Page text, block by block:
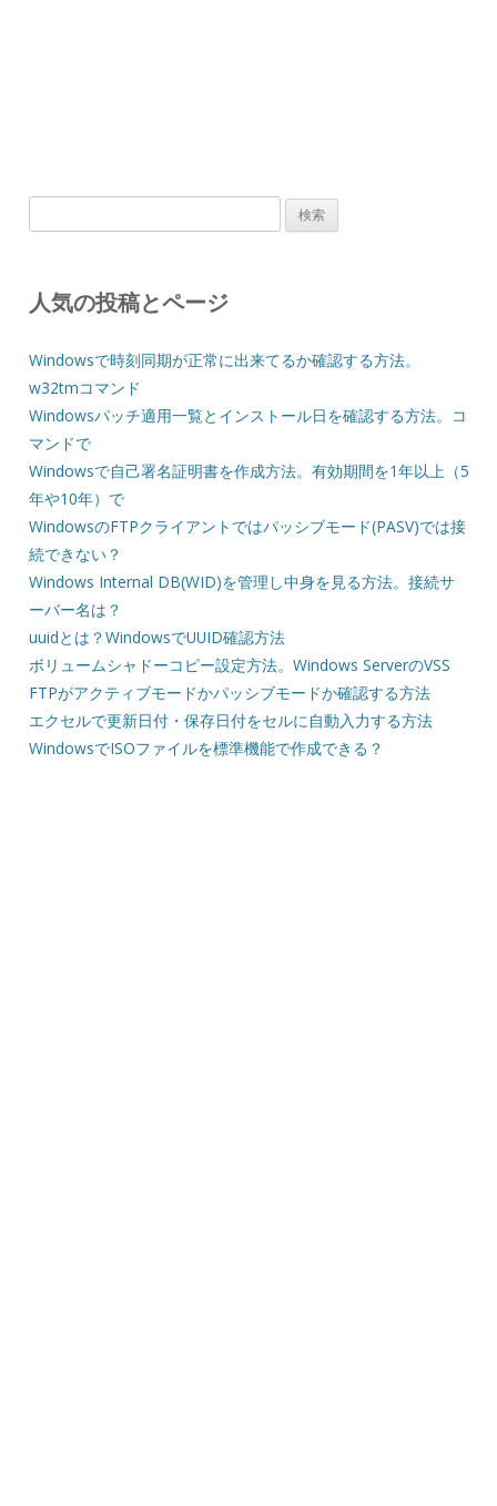
索:
人気の投稿とページ
Windowsで時刻同期が正常に出来てるか確認する方法。
w32tmコマンド
Windowsパッチ適用一覧とインストール日を確認する方法。コ
マンドで
Windowsで自己署名証明書を作成方法。有効期間を1年以上（5
年や10年）で
WindowsのFTPクライアントではパッシブモード(PASV)では接
続できない？
Windows Internal DB(WID)を管理し中身を見る方法。接続サ
ーバー名は？
uuidとは？WindowsでUUID確認方法
ボリュームシャドーコピー設定方法。Windows ServerのVSS
FTPがアクティブモードかパッシブモードか確認する方法
エクセルで更新日付・保存日付をセルに自動入力する方法
WindowsでISOファイルを標準機能で作成できる？